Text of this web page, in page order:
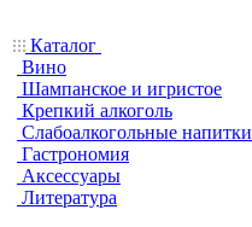
Каталог
Вино
Шампанское и игристое
Крепкий алкоголь
Слабоалкогольные напитки
Гастрономия
Аксессуары
Литература